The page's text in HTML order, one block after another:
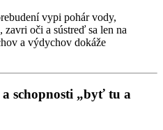
vypi pohár vody,
zavri oči a sústreď sa len na
a výdychov dokáže
a schopnosti „byť tu a